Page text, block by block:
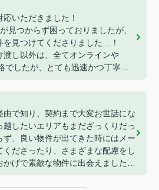
いました！
いただきました！
見つからず困っておりましたが、
を見つけてくださりました…！
渡し以外は、全てオンラインや
でしたが、とても迅速かつ丁寧に
めされているとのことで、知識も
相談にも乗ってくださります。
きはぜひお願いします！
由で知り、契約まで大変お世話にな
越したいエリアもまだざっくりだっ
ず、良い物件が出てきた時にはメー
くださったり、さまざまな配慮をし
かげで素敵な物件に出会えました
くださった曽山さんは来店するまで